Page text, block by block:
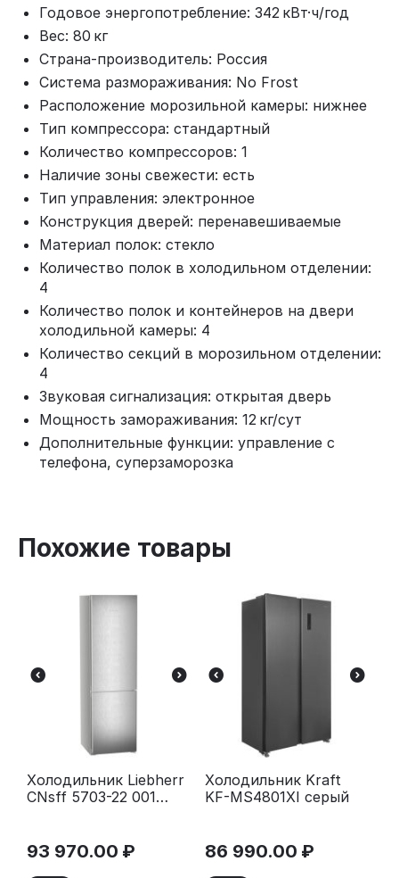
Годовое энергопотребление: 342 кВт·ч/год
Вес: 80 кг
Страна‑производитель: Россия
Система размораживания: No Frost
Расположение морозильной камеры: нижнее
Тип компрессора: стандартный
Количество компрессоров: 1
Наличие зоны свежести: есть
Тип управления: электронное
Конструкция дверей: перенавешиваемые
Материал полок: стекло
Количество полок в холодильном отделении:
4
Количество полок и контейнеров на двери
холодильной камеры: 4
Количество секций в морозильном отделении:
4
Звуковая сигнализация: открытая дверь
Мощность замораживания: 12 кг/сут
Дополнительные функции: управление с
телефона, суперзаморозка
Похожие товары
Холодильник Liebherr
CNsff 5703-22 001
93 970.00 ₽
Холодильник Kraft
KF-MS4801XI серый
86 990.00 ₽